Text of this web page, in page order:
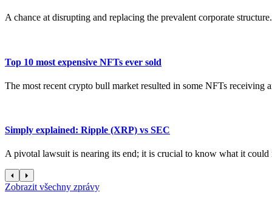
A chance at disrupting and replacing the prevalent corporate structure.
Top 10 most expensive NFTs ever sold
The most recent crypto bull market resulted in some NFTs receiving
Simply explained: Ripple (XRP) vs SEC
A pivotal lawsuit is nearing its end; it is crucial to know what it could
Zobrazit všechny zprávy